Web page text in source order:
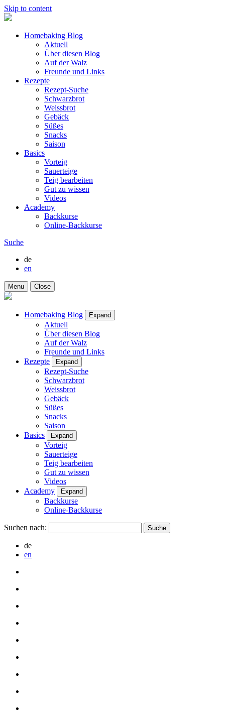
Skip to content
Homebaking Blog
Aktuell
Über diesen Blog
Auf der Walz
Freunde und Links
Rezepte
Rezept-Suche
Schwarzbrot
Weissbrot
Gebäck
Süßes
Snacks
Saison
Basics
Vorteig
Sauerteige
Teig bearbeiten
Gut zu wissen
Videos
Academy
Backkurse
Online-Backkurse
Suche
de
en
Menu Close
Homebaking Blog Expand
Aktuell
Über diesen Blog
Auf der Walz
Freunde und Links
Rezepte
Expand
Rezept-Suche
Schwarzbrot
Weissbrot
Gebäck
Süßes
Snacks
Saison
Basics
Expand
Vorteig
Sauerteige
Teig bearbeiten
Gut zu wissen
Videos
Academy
Expand
Backkurse
Online-Backkurse
Suchen nach:
de
en